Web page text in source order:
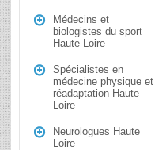
Médecins et
biologistes du sport
Haute Loire
Spécialistes en
médecine physique et
réadaptation Haute
Loire
Neurologues Haute
Loire